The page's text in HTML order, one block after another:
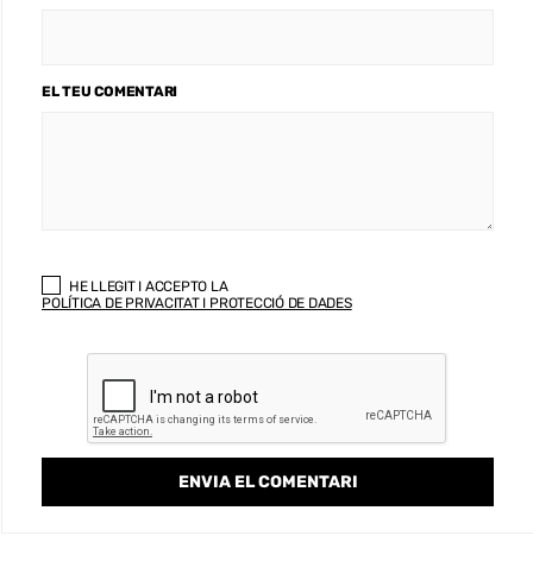
EL TEU COMENTARI
HE LLEGIT I ACCEPTO LA
POLÍTICA DE PRIVACITAT I PROTECCIÓ DE DADES